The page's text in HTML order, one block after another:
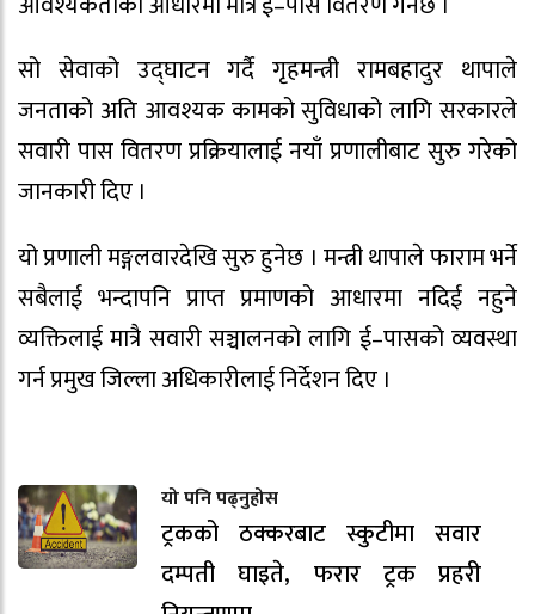
सो सेवाको उद्घाटन गर्दै गृहमन्त्री रामबहादुर थापाले
जनताको अति आवश्यक कामको सुविधाको लागि सरकारले
सवारी पास वितरण प्रक्रियालाई नयाँ प्रणालीबाट सुरु गरेको
जानकारी दिए ।
यो प्रणाली मङ्गलवारदेखि सुरु हुनेछ । मन्त्री थापाले फाराम भर्ने
सबैलाई भन्दापनि प्राप्त प्रमाणको आधारमा नदिई नहुने
व्यक्तिलाई मात्रै सवारी सञ्चालनको लागि ई–पासको व्यवस्था
गर्न प्रमुख जिल्ला अधिकारीलाई निर्देशन दिए ।
यो पनि पढ्नुहोस
ट्रकको ठक्करबाट स्कुटीमा सवार
दम्पती घाइते, फरार ट्रक प्रहरी